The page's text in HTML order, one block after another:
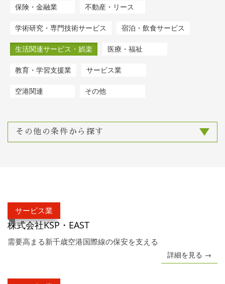
保険・金融業 不動産・リース
学術研究・専門技術サービス 宿泊・飲食サービス
生活関連サービス・娯楽 医療・福祉
教育・学習支援業 サービス業
空港関連 その他
その他の条件から探す
サービス業
株式会社KSP・EAST
需要高まる新千歳空港国際線の保安を支える
詳細を見る →